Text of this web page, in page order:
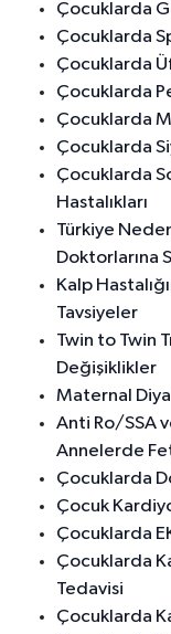
Çocuklarda
Çocuklarda
Çocuklarda
Çocuklarda
Çocuklarda
Çocuklarda
Çocuklarda
Hastalıkları
Türkiye
Doktorlarına
Kalp
Tavsiyeler
Twin to Twin
Değişiklikler
Maternal
Anti Ro/SSA
Annelerde
Çocuklarda
Çocuk
Çocuklarda
Çocuklarda
Tedavisi
Çocuklarda